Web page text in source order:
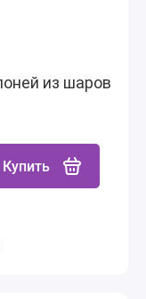
из шаров
Купить